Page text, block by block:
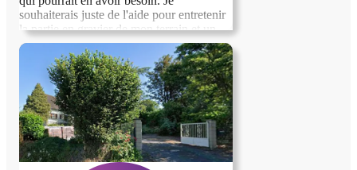
souhaiterais juste de l'aide pour entretenir
la partie en gravier de mon terrain et un
potager (que je mets à disposition). Si
besoin il y a 1,7 hectare sur lequel on peut
mettre des animaux (cette partie n'a pas
besoin d'entretien car j'ai un voisin qui la
fane lorsque cela est nécessaire). Je vous
invite à me contacter si vous voulez plus
de renseignements.